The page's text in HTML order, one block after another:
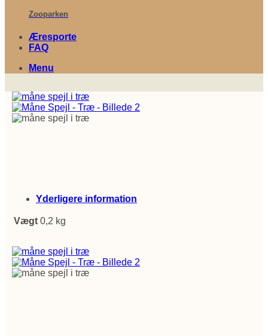
Zooparken
Æresporte
FAQ
Menu
Yderligere information
Vægt 0,2 kg